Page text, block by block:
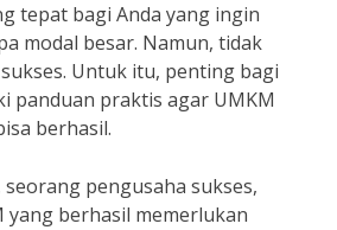
tepat bagi Anda yang ingin
modal besar. Namun, tidak
Untuk itu, penting bagi
panduan praktis agar UMKM
berhasil.
pengusaha sukses,
yang berhasil memerlukan